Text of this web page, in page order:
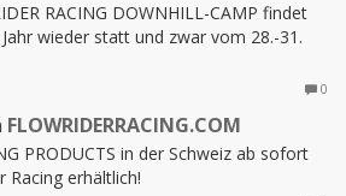
RACING DOWNHILL-CAMP findet
wieder statt und zwar vom 28.-31.
0
FLOWRIDERRACING.COM
PRODUCTS in der Schweiz ab sofort
Racing erhältlich!